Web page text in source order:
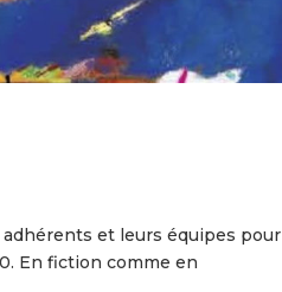
et leurs équipes pour
En fiction comme en